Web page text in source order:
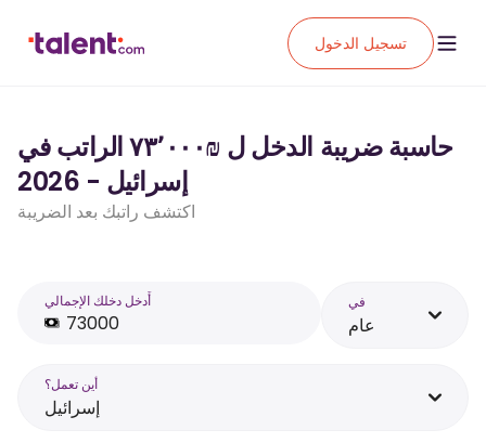
تسجيل الدخول
حاسبة ضريبة الدخل ل ₪‏٧٣٬٠٠٠ الراتب في
إسرائيل - 2026
اكتشف راتبك بعد الضريبة
أَدخل دخلك الإجمالي في
عام
أين تعمل؟
إسرائيل